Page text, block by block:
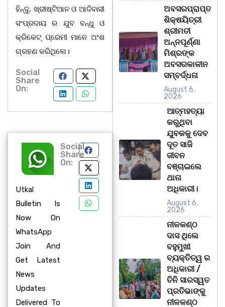
ହିନ୍ଦୁ, ଖ୍ରୀଷ୍ଟିଆନ ଓ ଆଦିବାସୀ
ସଂପ୍ରଦାୟ ର ଯୁବ ବନ୍ଧୁ ଓ
କ୍ରିକେଟ୍ ପ୍ରେମୀ ମାନେ ଅଂଶ
ଗ୍ରହଣ କରିଥିଲେ।
Social
Share
On:
Utkal
Bulletin Is
Now On
WhatsApp
Join And
Get Latest
News
Updates
Delivered To
Social
Share
On:
ଅବସରପ୍ରାପ୍ତ
ଶିକ୍ଷୟିତ୍ରୀ
ଶ୍ରୀମତୀ
ଅନ୍ନପୂର୍ଣ୍ଣା
ମିଶ୍ରଙ୍କ
ଅବସରକାଳୀନ
ସମ୍ବର୍ଦ୍ଧନା
August 6,
2026
ଆତ୍ମହତ୍ୟା
କରୁଥିବା
ଯୁବକକୁ ଦେବ
ଦୂତ ସାଜି
ଜୀବନ
ବଞ୍ଚାଇଲେ
ଥାନା
ଅଧିକାରୀ।
August 6,
2026
ନୀଳକଣ୍ଠ
ଦାସ ଥିଲେ
ବହୁମୁଖୀ
ବ୍ୟକ୍ତିତ୍ୱ ର
ଅଧିକାରୀ /
ତିନି ସାରସ୍ୱତ
ପ୍ରତିଭାଙ୍କୁ
ନୀଳକଣ୍ଠ